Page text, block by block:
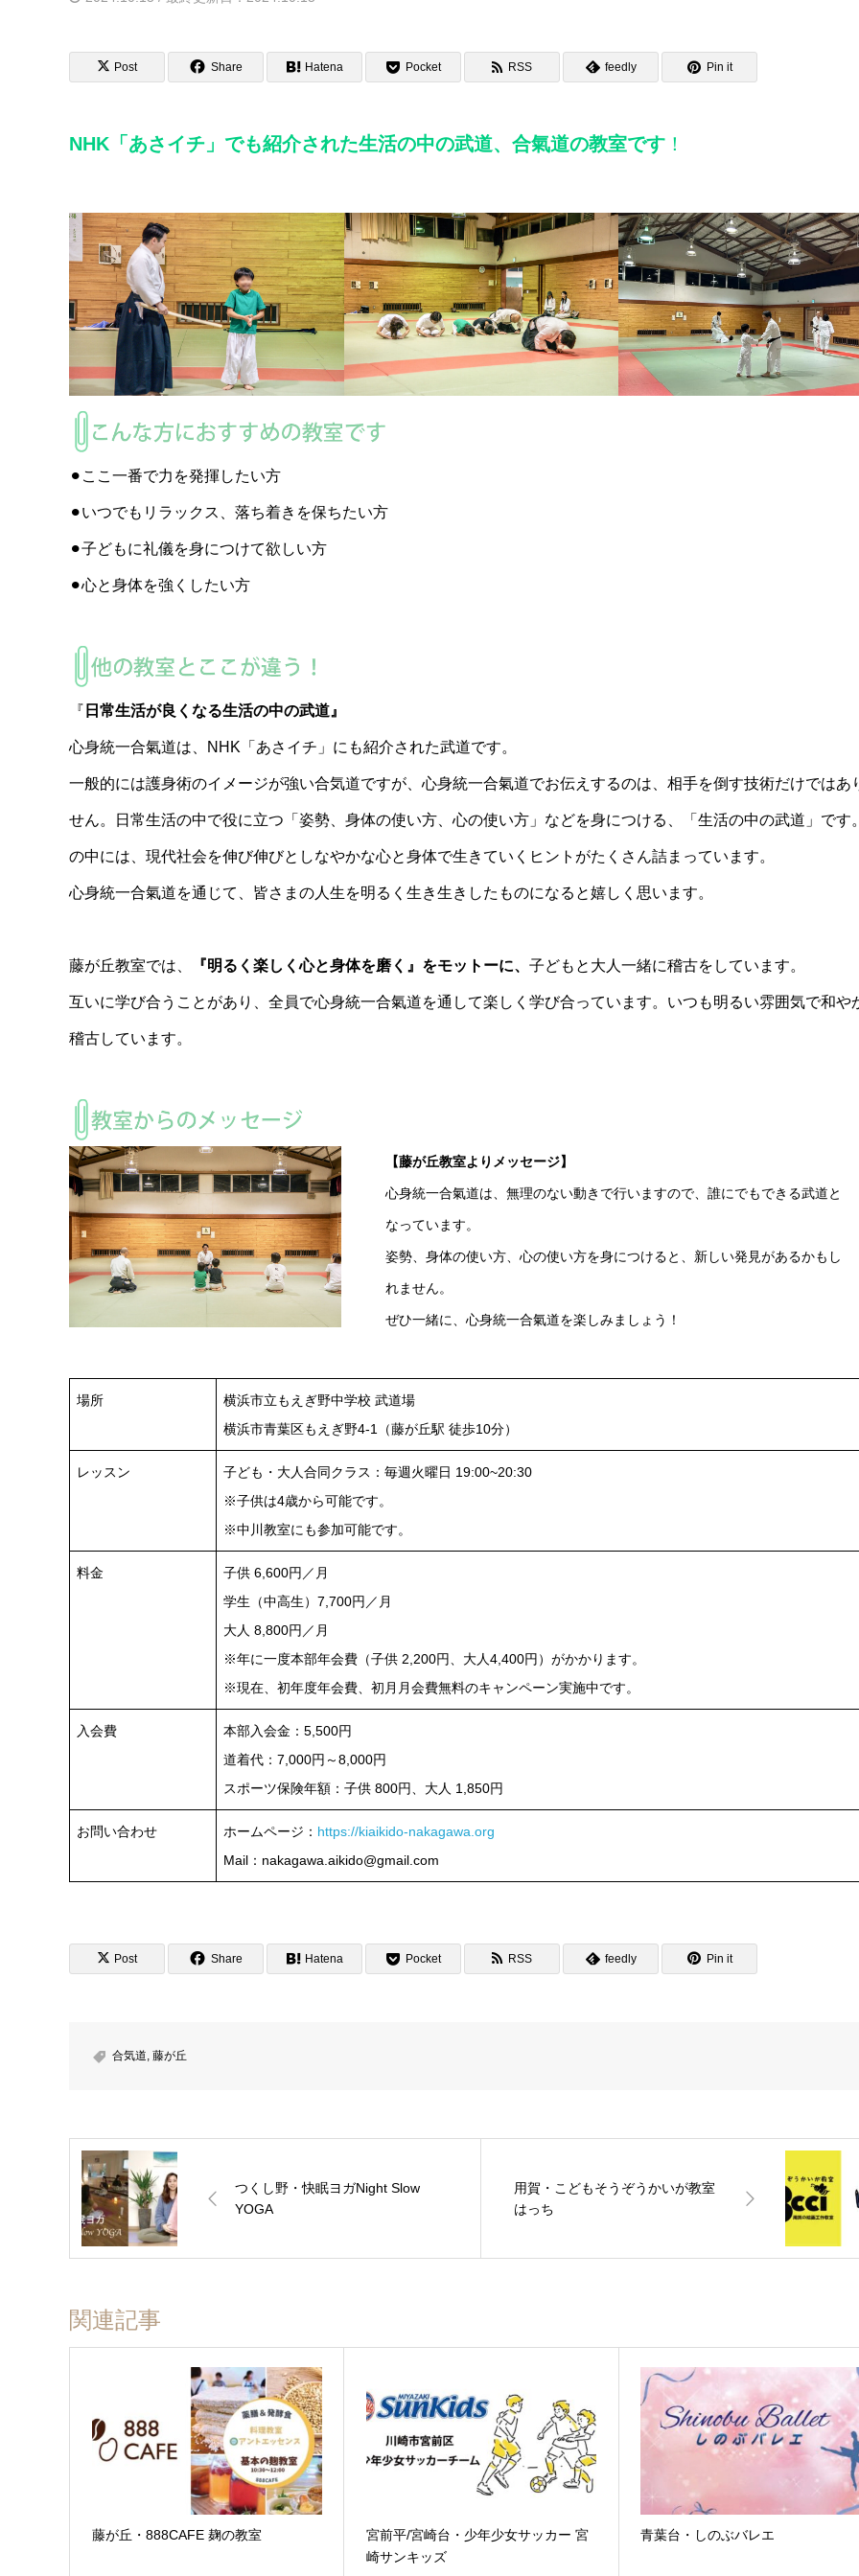
Post Share Hatena Pocket RSS feedly Pin it
NHK「あさイチ」でも紹介された生活の中の武道、 合氣道の教室です ！
⚫︎ここ一番で力を発揮したい方
⚫︎いつでもリラックス、落ち着きを保ちたい方
⚫︎子どもに礼儀を身につけて欲しい方
⚫︎心と身体を強くしたい方
『 日常生活が良くなる生活の中の武道』
心身統一合氣道は、NHK「あさイチ」にも紹介された武道です。
一般的には護身術のイメージが強い合気道ですが、心身統一合氣道でお伝えするのは、相手を倒す技術だけではあ
せん。日常生活の中で役に立つ「姿勢、身体の使い方、心の使い方」などを身につける、「生活の中の武道」です
の中には、現代社会を伸び伸びとしなやかな心と身体で生きていくヒントがたくさん詰まっています。
心身統一合氣道を通じて、皆さまの人生を明るく生き生きしたものになると嬉しく思います。
藤が丘教室では、 『明るく楽しく心と身体を磨く』をモットーに、 子どもと大人一緒に稽古をしています。
互いに学び合うことがあり、全員で心身統一合氣道を通して楽しく学び合っています。いつも明るい雰囲気で和や
稽古しています。
【藤が丘教室よりメッセージ】
心身統一合氣道は、無理のない動きで行いますので、誰にでもできる武道と
なっています。
姿勢、身体の使い方、心の使い方を身につけると、新しい発見があるかもし
れません。
ぜひ一緒に、心身統一合氣道を楽しみましょう！
場所
横浜市立もえぎ野中学校 武道場
横浜市青葉区もえぎ野4-1（藤が丘駅 徒歩10分）
レッスン
子ども・大人合同クラス：毎週火曜日 19:00~20:30
※子供は4歳から可能です。
※中川教室にも参加可能です。
料金
子供 6,600円／月
学生（中高生）7,700円／月
大人 8,800円／月
※年に一度本部年会費（子供 2,200円、大人4,400円）がかかります。
※現在、初年度年会費、初月月会費無料のキャンペーン実施中です。
入会費
本部入会金：5,500円
道着代：7,000円～8,000円
スポーツ保険年額：子供 800円、大人 1,850円
お問い合わせ ホームページ： https://kiaikido-nakagawa.org
Mail：nakagawa.aikido@gmail.com
Post Share Hatena Pocket RSS feedly Pin it
合気道 藤が丘
つくし野・快眠ヨガNight Slow
YOGA
用賀・こどもそうぞうかいが教室
はっち
関連記事
藤が丘・888CAFE 麹の教室
宮前平/宮崎台・少年少女サッカー 宮
崎サンキッズ
青葉台・しのぶバレエ